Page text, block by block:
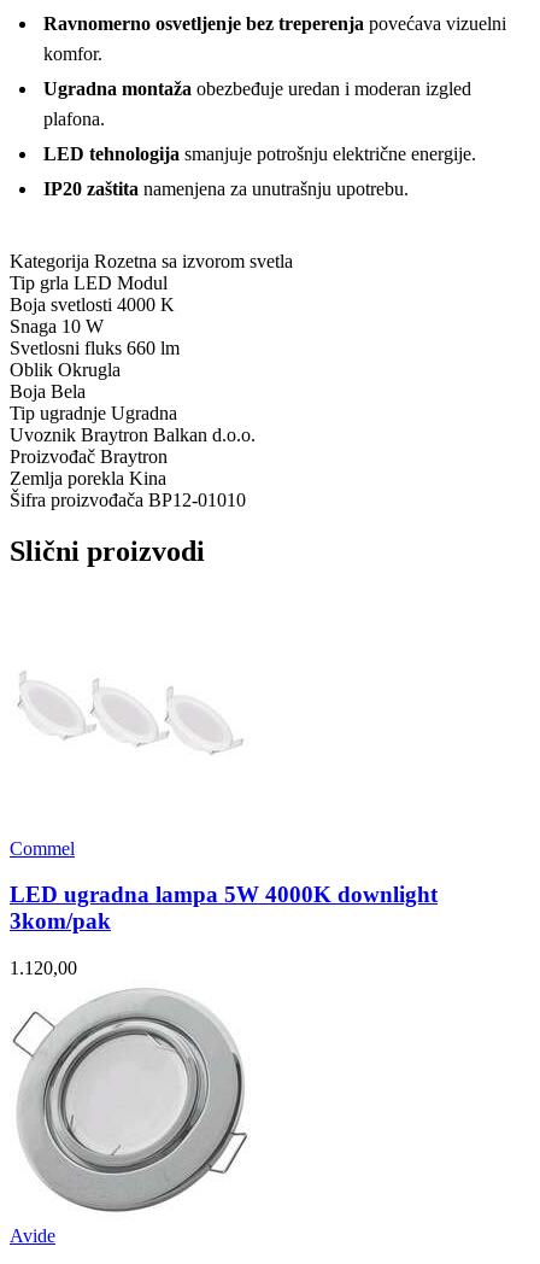
Ravnomerno osvetljenje bez treperenja povećava vizuelni
komfor.
Ugradna montaža obezbeđuje uredan i moderan izgled
plafona.
LED tehnologija smanjuje potrošnju električne energije.
IP20 zaštita namenjena za unutrašnju upotrebu.
Kategorija Rozetna sa izvorom svetla
Tip grla LED Modul
Boja svetlosti 4000 K
Snaga 10 W
Svetlosni fluks 660 lm
Oblik Okrugla
Boja Bela
Tip ugradnje Ugradna
Uvoznik Braytron Balkan d.o.o.
Proizvođač Braytron
Zemlja porekla Kina
Šifra proizvođača BP12-01010
Slični proizvodi
Commel
LED ugradna lampa 5W 4000K downlight
3kom/pak
1.120,00
Avide